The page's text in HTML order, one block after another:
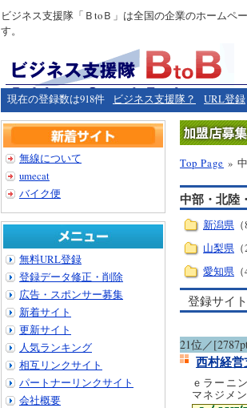
ビジネス支援隊「ＢtoＢ」は全国の企業のホームペ
す。
現在の登録数は918件 ビジネス支援隊？ URL登録
Top Page »
中部・北陸
新潟県
山梨県
愛知県
登録サイト
21位／
西村経
ｅラーニ
マネジメ
無線について
umecat
バイク便
無料URL登録
登録データ修正・削除
広告・スポンサー募集
新着サイト
更新サイト
人気ランキング
相互リンクサイト
パートナーリンクサイト
会社概要